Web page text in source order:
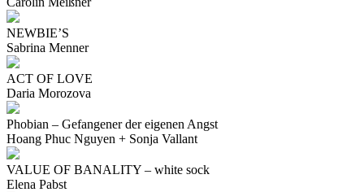
NEWBIE’S
Sabrina Menner
ACT OF LOVE
Daria Morozova
Phobian – Gefangener der eigenen Angst
Hoang Phuc Nguyen + Sonja Vallant
VALUE OF BANALITY – white sock
Elena Pabst